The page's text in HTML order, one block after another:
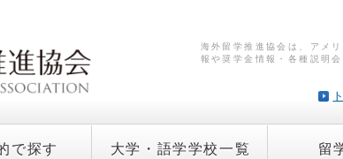
海外留学推進協会は、アメ
報や奨学金情報・各種説明会
で探す 大学・語学学校一覧 留